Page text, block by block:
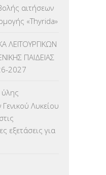
αιτήσεων
«Thyrida»
ΛΕΙΤΟΥΡΓΙΚΩΝ
ΠΑΙΔΕΙΑΣ
2027
ύλης
Γενικού Λυκείου
εξετάσεις για